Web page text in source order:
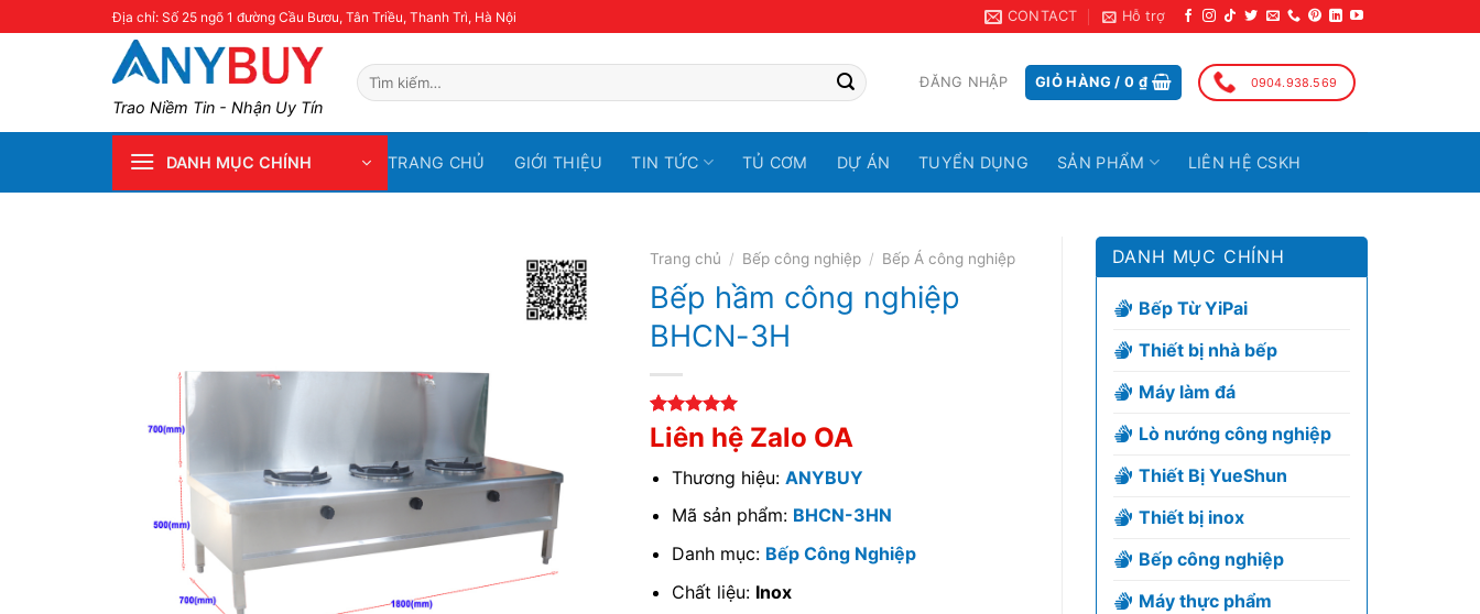
Địa chỉ: Số 25 ngõ 1 đường Cầu Bươu, Tân Triều, Thanh Trì, Hà Nội CONTACT Hỗ trợ
Trao Niềm Tin - Nhận Uy Tín
Tìm
kiếm:
ĐĂNG NHẬP GIỎ HÀNG /0 ₫ 0904.938.569
DANH MỤC CHÍNH TRANG CHỦ GIỚI THIỆU TIN TỨC TỦ CƠM DỰ ÁN TUYỂN DỤNG SẢN PHẨM LIÊN HỆ CSKH
Trang chủ / Bếp công nghiệp / Bếp Á công nghiệp
Bếp hầm công nghiệp
BHCN-3H
5.00trên 5
dựa trên
2
Liên hệ Zalo OA
Thương hiệu:ANYBUY
Mã sản phẩm: BHCN-3HN
Danh mục: Bếp Công Nghiệp
Chất liệu: Inox
DANH MỤC CHÍNH
Bếp Từ YiPai
Thiết bị nhà bếp
Máy làm đá
Lò nướng công nghiệp
Thiết Bị YueShun
Thiết bị inox
Bếp công nghiệp
Máy thực phẩm